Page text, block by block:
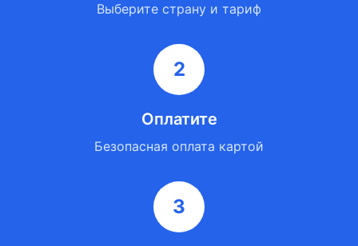
Выберите страну и тариф
2
Оплатите
Безопасная оплата картой
3